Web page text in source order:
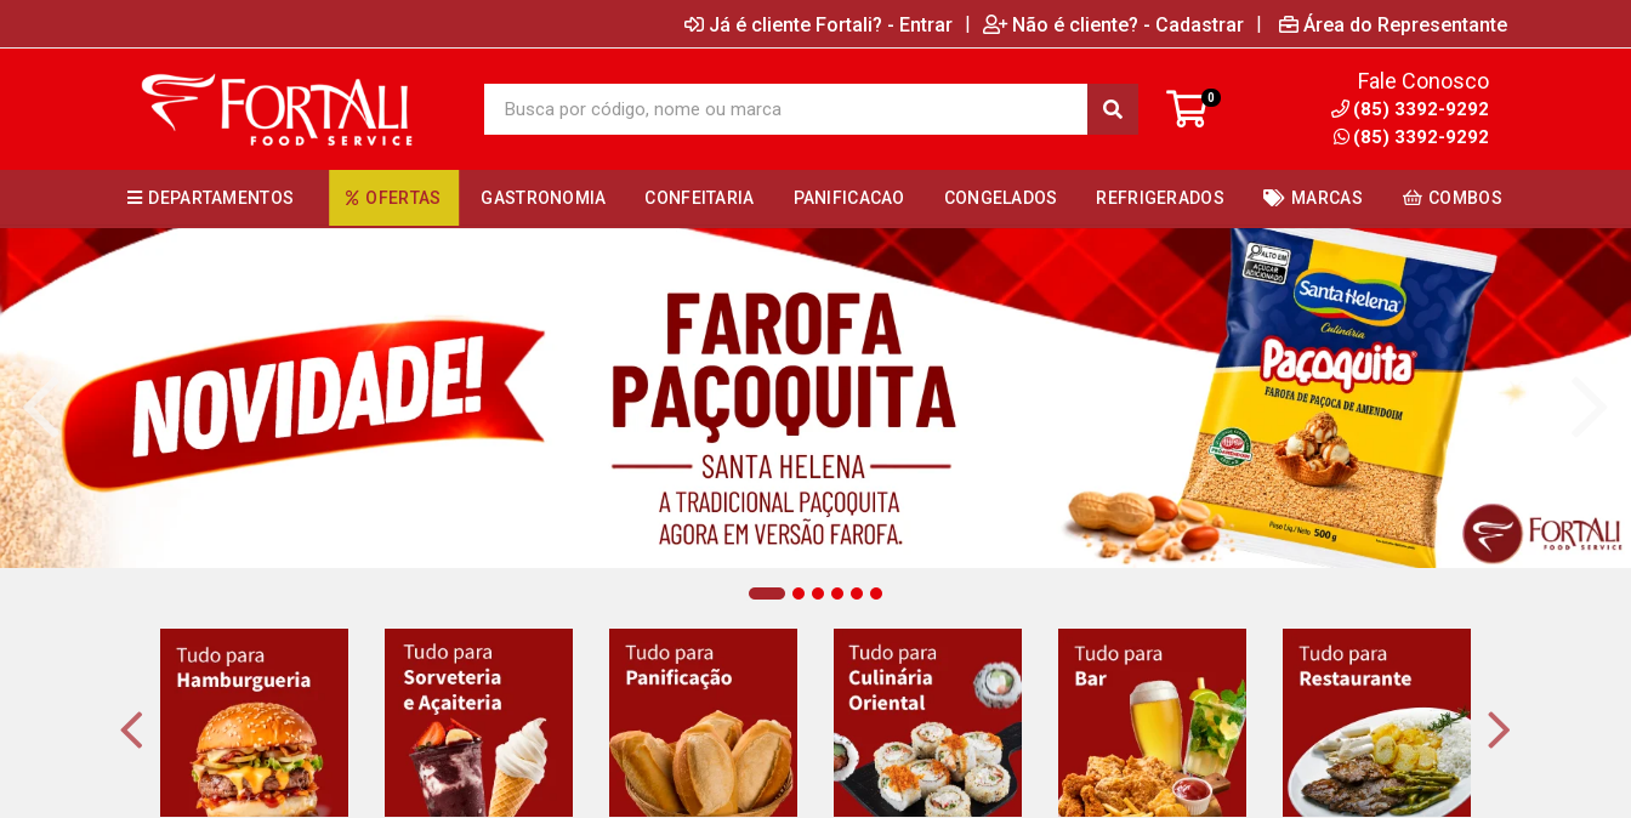
Já é cliente Fortali? - Entrar | Não é cliente? - Cadastrar | Área do Representante
0
Fale Conosco
(85) 3392-9292
(85) 3392-9292
DEPARTAMENTOS OFERTAS GASTRONOMIA CONFEITARIA PANIFICACAO CONGELADOS REFRIGERADOS MARCAS COMBOS